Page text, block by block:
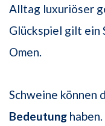
Alltag luxuriöser
Glückspiel gilt ein
Omen.
Schweine können
Bedeutung